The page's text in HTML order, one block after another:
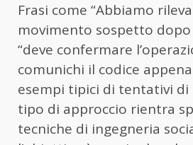
Frasi come “Abbiamo
movimento sospetto dopo
“deve confermare
comunichi il codice
esempi tipici di tentativi di
tipo di approccio rientra
tecniche di ingegneria